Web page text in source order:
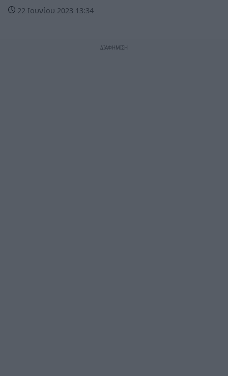
22 Ιουνίου 2023 13:34